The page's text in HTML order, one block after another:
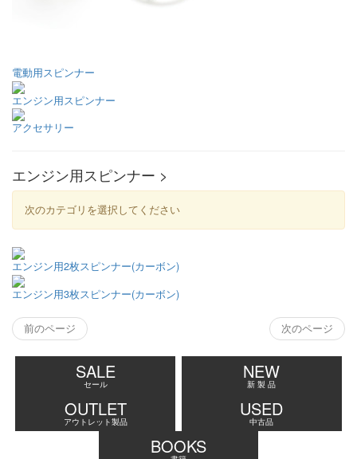
電動用スピンナー
エンジン用スピンナー
アクセサリー
エンジン用スピンナー >
次のカテゴリを選択してください
エンジン用2枚スピンナー(カーボン)
エンジン用3枚スピンナー(カーボン)
前のページ 次のページ
SALE
セール
NEW
新 製 品
OUTLET
アウトレット製品
USED
中古品
BOOKS